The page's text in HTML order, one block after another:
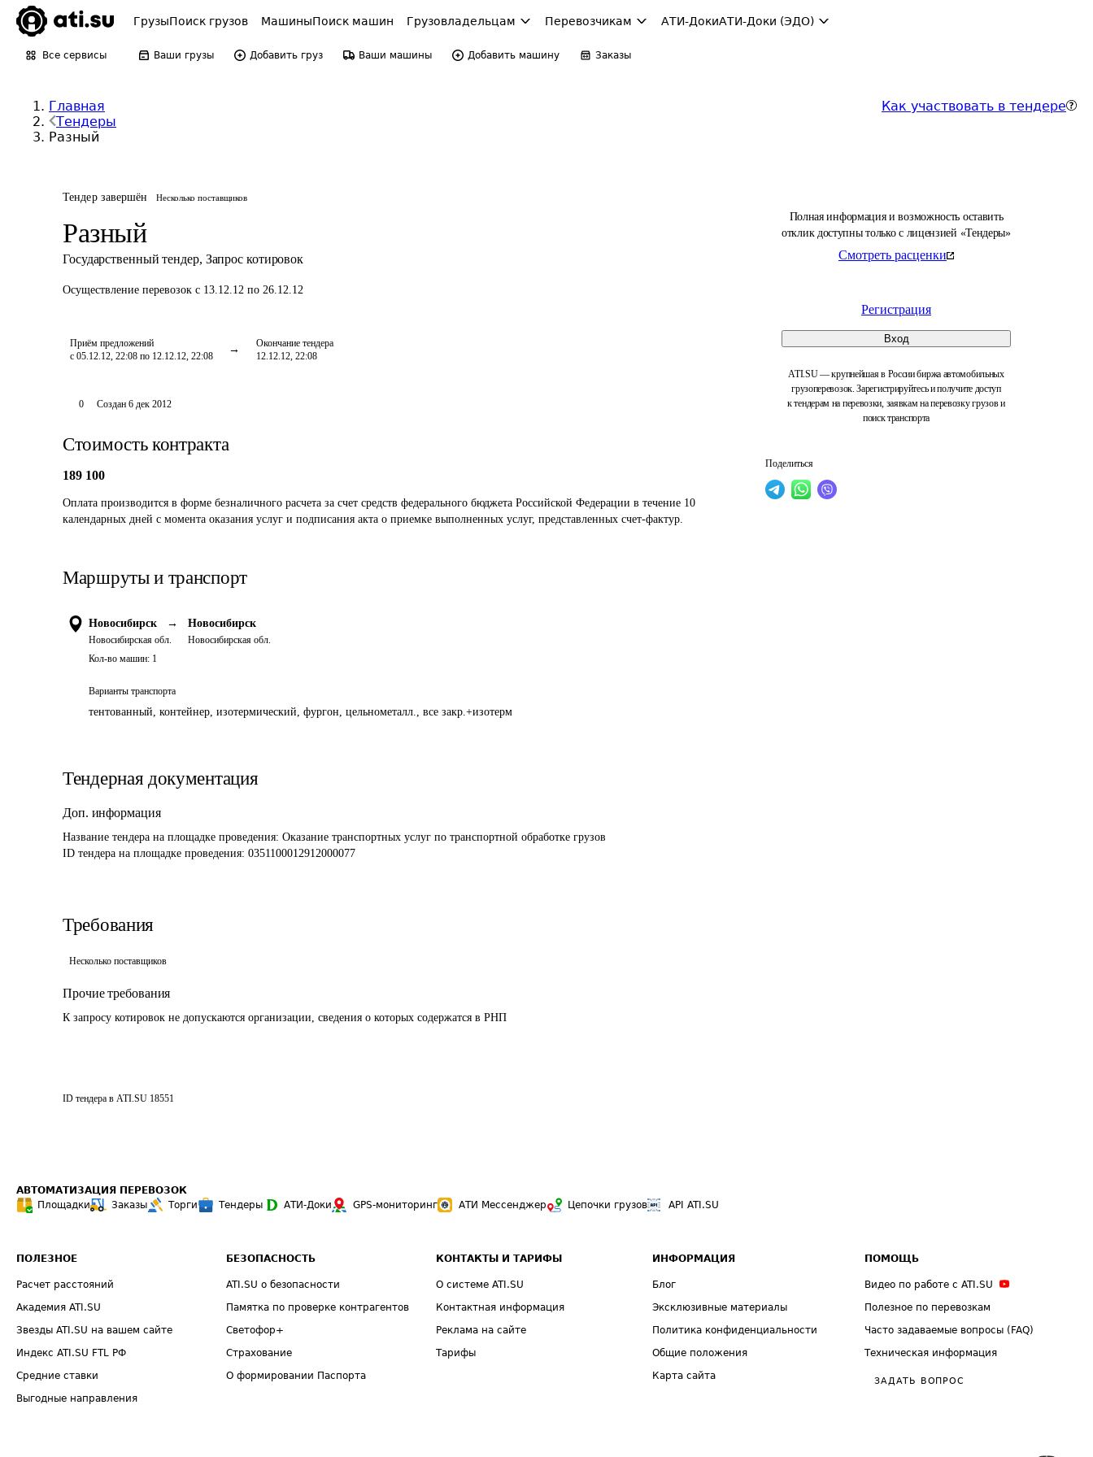
ГрузыПоиск грузов МашиныПоиск машин Грузовладельцам Перевозчикам АТИ-ДокиАТИ-Доки (ЭДО)
Все сервисы Ваши грузы Добавить груз Ваши машины Добавить машину Заказы
Главная
Тендеры
Разный
Как участвовать в тендере
Тендер завершён Несколько поставщиков
Разный
Государственный тендер, Запрос котировок
Осуществление перевозок с 13.12.12 по 26.12.12
Приём предложений
с 05.12.12, 22:08 по 12.12.12, 22:08
Окончание тендера
12.12.12, 22:08
Полная информация и возможность оставить
отклик доступны только с лицензией «Тендеры»
Смотреть расценки
Регистрация
Вход
ATI.SU — крупнейшая в России биржа автомобильных
грузоперевозок. Зарегистрируйтесь и получите доступ
к тендерам на перевозки, заявкам на перевозку грузов и
поиск транспорта
Поделиться
0 Создан 6 дек 2012
Стоимость контракта
189 100
Оплата производится в форме безналичного расчета за счет средств федерального бюджета Российской Федерации в течение 10
календарных дней с момента оказания услуг и подписания акта о приемке выполненных услуг, представленных счет-фактур.
Маршруты и транспорт
Новосибирск →
Новосибирская обл.
Новосибирск
Новосибирская обл.
Кол-во машин: 1
Варианты транспорта
тентованный, контейнер, изотермический, фургон, цельнометалл., все закр.+изотерм
Тендерная документация
Доп. информация
Название тендера на площадке проведения: Оказание транспортных услуг по транспортной обработке грузов
ID тендера на площадке проведения: 0351100012912000077
Требования
Несколько поставщиков
Прочие требования
К запросу котировок не допускаются организации, сведения о которых содержатся в РНП
ID тендера в ATI.SU 18551
АВТОМАТИЗАЦИЯ ПЕРЕВОЗОК
Площадки
Заказы Торги Тендеры АТИ-Доки GPS-мониторинг АТИ Мессенджер Цепочки грузов API ATI.SU
ПОЛЕЗНОЕ
Расчет расстояний
Академия ATI.SU
Звезды ATI.SU на вашем сайте
Индекс ATI.SU FTL РФ
Средние ставки
Выгодные направления
БЕЗОПАСНОСТЬ
ATI.SU о безопасности
Памятка по проверке контрагентов
Светофор+
Страхование
О формировании Паспорта
КОНТАКТЫ И ТАРИФЫ
О системе ATI.SU
Контактная информация
Реклама на сайте
Тарифы
ИНФОРМАЦИЯ
Блог
Эксклюзивные материалы
Политика конфиденциальности
Общие положения
Карта сайта
ПОМОЩЬ
Видео по работе с ATI.SU
Полезное по перевозкам
Часто задаваемые вопросы (FAQ)
Техническая информация
ЗАДАТЬ ВОПРОС